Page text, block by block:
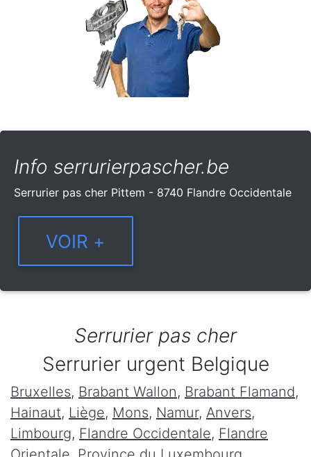
Info serrurierpascher.be
Serrurier pas cher Pittem - 8740 Flandre Occidentale
Serrurier pas cher
Serrurier urgent Belgique
Bruxelles, Brabant Wallon, Brabant Flamand,
Hainaut, Liège, Mons, Namur, Anvers,
Limbourg, Flandre Occidentale, Flandre